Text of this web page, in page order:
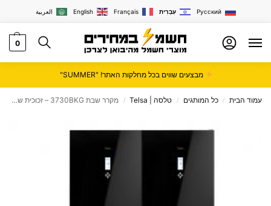
العربية English Français עִבְרִית Русский
0
מבצעים שווים בכל מחלקות האתר! "SUMMER"
עמוד הבית / כל המותגים / טלסה | Telsa / מקרר שבת 3730BKG – זכוכית שחורה TELSA